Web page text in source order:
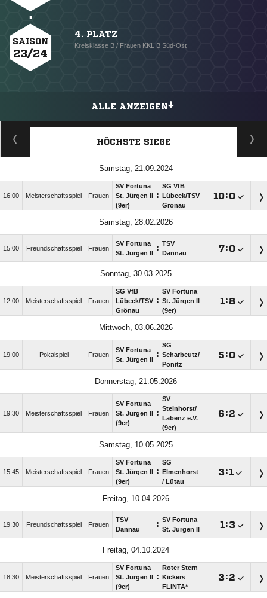
SAISON
23/24
4. PLATZ
Kreisklasse B / Frauen KKL B Süd-Ost
ALLE ANZEIGEN
HÖCHSTE SIEGE
Samstag, 21.09.2024
16:00 Meisterschaftsspiel Frauen
SV Fortuna
St. Jürgen II
(9er)
:
SG VfB
Lübeck/​TSV
Grönau
:
Samstag, 28.02.2026
15:00 Freundschaftsspiel Frauen
SV Fortuna
St. Jürgen II
: TSV
Dannau
:
Sonntag, 30.03.2025
12:00 Meisterschaftsspiel Frauen
SG VfB
Lübeck/​TSV
Grönau
:
SV Fortuna
St. Jürgen II
(9er)
:
Mittwoch, 03.06.2026
19:00 Pokalspiel Frauen
SV Fortuna
St. Jürgen II
:
SG
Scharbeutz/​
Pönitz
:
Donnerstag, 21.05.2026
19:30 Meisterschaftsspiel Frauen
SV Fortuna
St. Jürgen II
(9er)
:
SV
Steinhorst/​
Labenz e.V.
(9er)
:
Samstag, 10.05.2025
15:45 Meisterschaftsspiel Frauen
SV Fortuna
St. Jürgen II
(9er)
:
SG
Elmenhorst
/​ Lütau
:
Freitag, 10.04.2026
19:30 Freundschaftsspiel Frauen
TSV
Dannau
: SV Fortuna
St. Jürgen II
:
Freitag, 04.10.2024
18:30 Meisterschaftsspiel Frauen
SV Fortuna
St. Jürgen II
(9er)
:
Roter Stern
Kickers
FLINTA*
: